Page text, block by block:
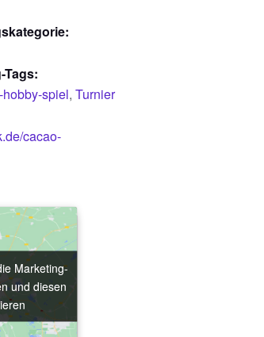
Tags:
spiel, Turnier
cacao-
Marketing-
und diesen
Marketing-
und diesen